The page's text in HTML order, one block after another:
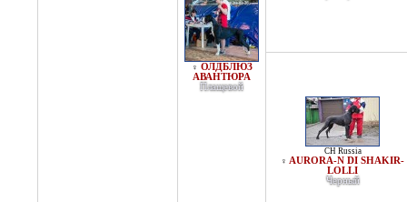
♀ ОЛДБЛЮЗ
АВАНТЮРА
Плащевой
CH Russia
♀ AURORA-N DI SHAKIR-
LOLLI
Черный